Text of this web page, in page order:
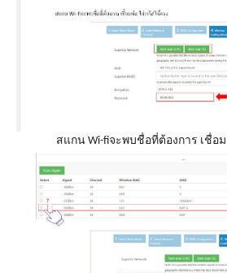
สแกน Wi-fiจะพบชื่อที่ต้องการ เชื่อ